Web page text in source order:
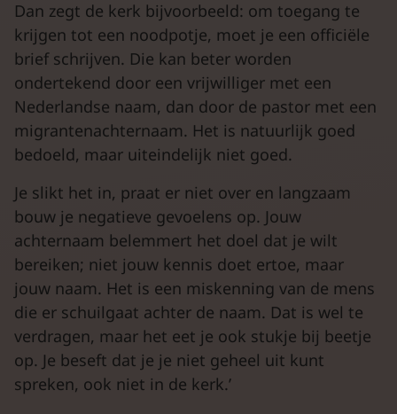
Dan zegt de kerk bijvoorbeeld: om toegang te
krijgen tot een noodpotje, moet je een officiële
brief schrijven. Die kan beter worden
ondertekend door een vrijwilliger met een
Nederlandse naam, dan door de pastor met een
migrantenachternaam. Het is natuurlijk goed
bedoeld, maar uiteindelijk niet goed.
Je slikt het in, praat er niet over en langzaam
bouw je negatieve gevoelens op. Jouw
achternaam belemmert het doel dat je wilt
bereiken; niet jouw kennis doet ertoe, maar
jouw naam. Het is een miskenning van de mens
die er schuilgaat achter de naam. Dat is wel te
verdragen, maar het eet je ook stukje bij beetje
op. Je beseft dat je je niet geheel uit kunt
spreken, ook niet in de kerk.’